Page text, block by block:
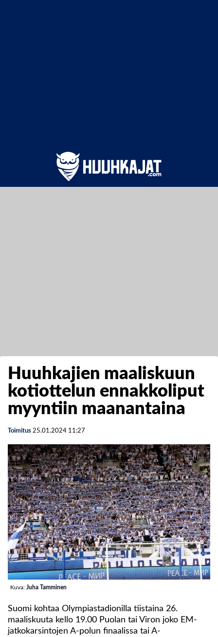
Huuhkajien maaliskuun
kotiottelun ennakkoliput
myyntiin maanantaina
Toimitus 25.01.2024 11:27
Kuva: Juha Tamminen
Suomi kohtaa Olympiastadionilla tiistaina 26.
maaliskuuta kello 19.00 Puolan tai Viron joko EM-
jatkokarsintojen A-polun finaalissa tai A-